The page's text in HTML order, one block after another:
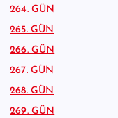
264. GÜN
265. GÜN
266. GÜN
267. GÜN
268. GÜN
269. GÜN